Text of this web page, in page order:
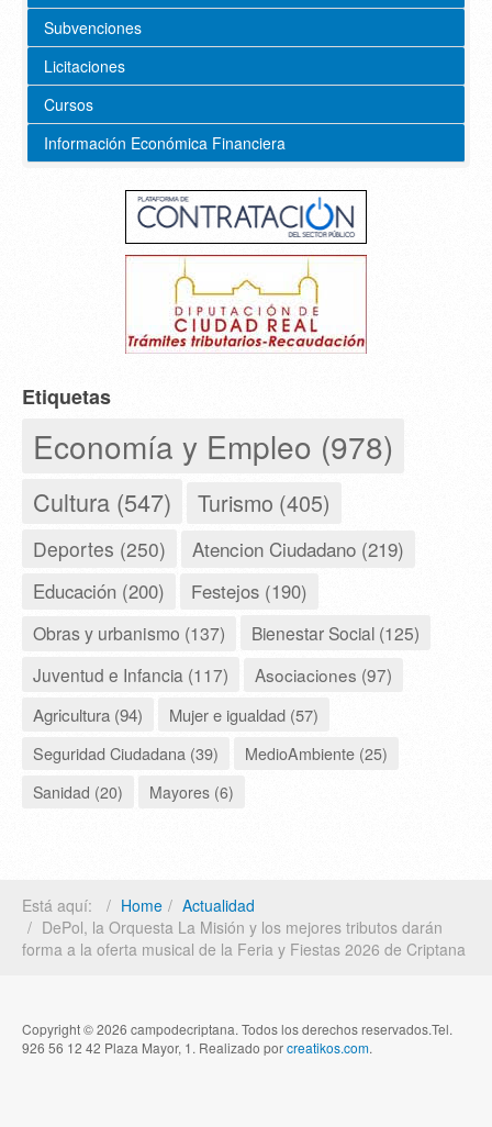
Subvenciones
Licitaciones
Cursos
Información Económica Financiera
Etiquetas
Economía y Empleo (978)
Cultura (547) Turismo (405)
Deportes (250) Atencion Ciudadano (219)
Educación (200) Festejos (190)
Obras y urbanismo (137)
Bienestar Social (125)
Juventud e Infancia (117)
Asociaciones (97)
Agricultura (94)
Mujer e igualdad (57)
Seguridad Ciudadana (39)
MedioAmbiente (25)
Sanidad (20)
Mayores (6)
Está aquí: Home
Actualidad
DePol, la Orquesta La Misión y los mejores tributos darán
forma a la oferta musical de la Feria y Fiestas 2026 de Criptana
Copyright © 2026 campodecriptana. Todos los derechos reservados.Tel.
926 56 12 42 Plaza Mayor, 1. Realizado porcreatikos.com.